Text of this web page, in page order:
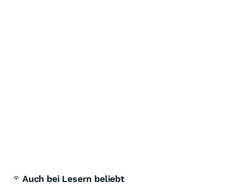
Auch bei Lesern beliebt